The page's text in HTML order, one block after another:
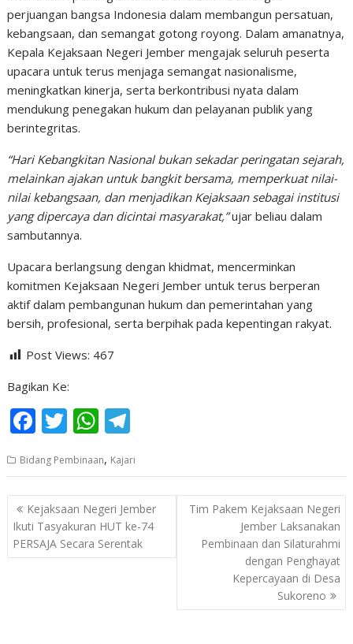
perjuangan bangsa Indonesia dalam membangun persatuan,
kebangsaan, dan semangat gotong royong. Dalam amanatnya,
Kepala Kejaksaan Negeri Jember mengajak seluruh peserta
upacara untuk terus menjaga semangat nasionalisme,
meningkatkan kinerja, serta berkontribusi nyata dalam
mendukung penegakan hukum dan pelayanan publik yang
berintegritas.
“Hari Kebangkitan Nasional bukan sekadar peringatan sejarah,
melainkan ajakan untuk bangkit bersama, memperkuat nilai-
nilai kebangsaan, dan menjadikan Kejaksaan sebagai institusi
yang dipercaya dan dicintai masyarakat,”ujar beliau dalam
sambutannya.
Upacara berlangsung dengan khidmat, mencerminkan
komitmen Kejaksaan Negeri Jember untuk terus berperan
aktif dalam pembangunan hukum dan pemerintahan yang
bersih, profesional, serta berpihak pada kepentingan rakyat.
Post Views: 467
Bagikan Ke:
F
e
b
o
o
T
itt
er
W
at
s
A
p
e
gr
a
m
Bidang Pembinaan, Kajari
Navigasi
pos
Kejaksaan Negeri Jember
Ikuti Tasyakuran HUT ke-74
PERSAJA Secara Serentak
Tim Pakem Kejaksaan Negeri
Jember Laksanakan
Pembinaan dan Silaturahmi
dengan Penghayat
Kepercayaan di Desa
Sukoreno